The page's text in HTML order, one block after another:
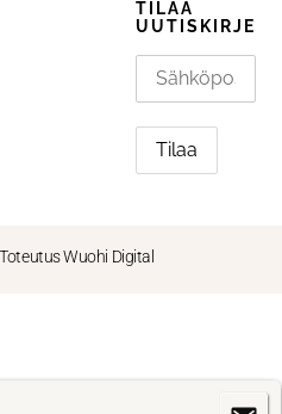
TILAA
UUTISKIRJE
Toteutus Wuohi Digital